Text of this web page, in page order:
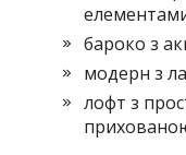
бароко з
модерн з
лофт з